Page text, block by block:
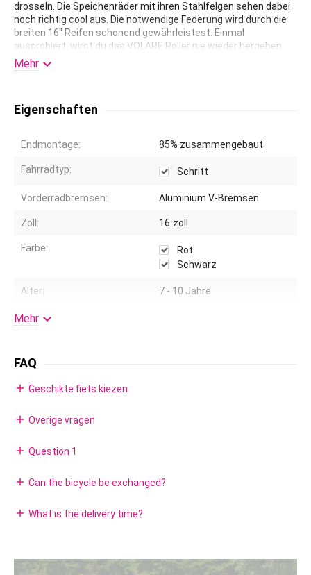
drosseln. Die Speichenräder mit ihren Stahlfelgen sehen dabei
noch richtig cool aus. Die notwendige Federung wird durch die
breiten 16" Reifen schonend gewährleistest. Einmal
ausprobiert, wirst du das VOLARE Roller nie wieder hergeben
wollen. Hervorragende Produktqualität. Altersempfehlung ca. 7-
10 Jahre. Jungenroller 16 Zoll / 40,64 cm.
Mehr 
Eigenschaften
Endmontage: 85% zusammengebaut
Fahrradtyp: Schritt
Vorderradbremsen: Aluminium V-Bremsen
Zoll: 16 zoll
Farbe:
Rot
Schwarz
Alter: 7 - 10 Jahre
Reifen:
Lenkerhöhe einstellbar:
Rücktrittbremsnabe:
Felgen:
Schaltung:
Stützräder: Nein
Mehr 
FAQ
add Geschikte fiets kiezen
add Overige vragen
add Question 1
add Can the bicycle be exchanged?
add What is the delivery time?